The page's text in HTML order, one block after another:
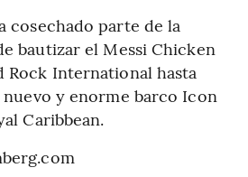
cosechado parte de la
bautizar el Messi Chicken
Rock International hasta
y enorme barco Icon
Caribbean.